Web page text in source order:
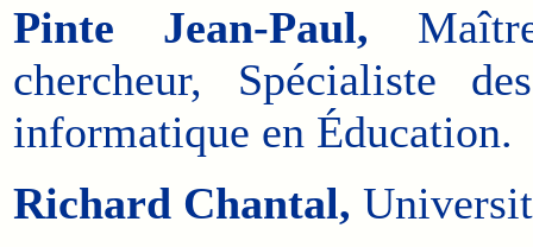
Pinte Jean-Paul,
chercheur, Spécialiste
informatique en Éducation.
Richard Chantal,